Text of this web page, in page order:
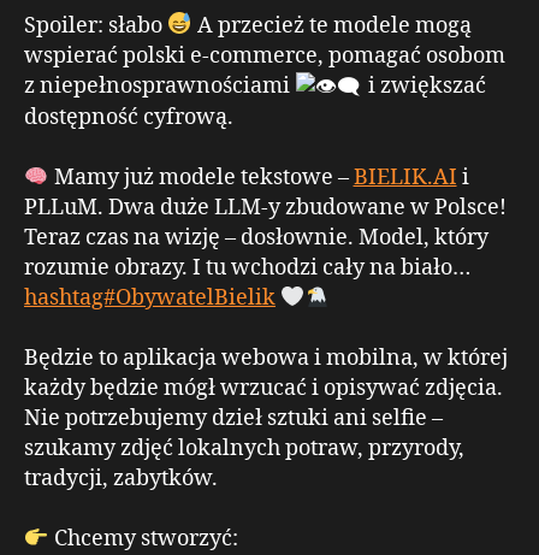
Spoiler: słabo
A przecież te modele mogą
wspierać polski e-commerce, pomagać osobom
z niepełnosprawnościami
i zwiększać
dostępność cyfrową.
Mamy już modele tekstowe –BIELIK.AI i
PLLuM. Dwa duże LLM-y zbudowane w Polsce!
Teraz czas na wizję – dosłownie. Model, który
rozumie obrazy. I tu wchodzi cały na biało…
hashtag#ObywatelBielik
Będzie to aplikacja webowa i mobilna, w której
każdy będzie mógł wrzucać i opisywać zdjęcia.
Nie potrzebujemy dzieł sztuki ani selfie –
szukamy zdjęć lokalnych potraw, przyrody,
tradycji, zabytków.
Chcemy stworzyć: